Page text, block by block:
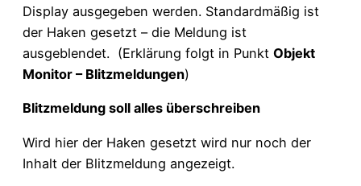
Display ausgegeben werden. Standardmäßig ist
der Haken gesetzt – die Meldung ist
ausgeblendet. (Erklärung folgt in Punkt Objekt
Monitor – Blitzmeldungen)
Blitzmeldung soll alles überschreiben
Wird hier der Haken gesetzt wird nur noch der
Inhalt der Blitzmeldung angezeigt.